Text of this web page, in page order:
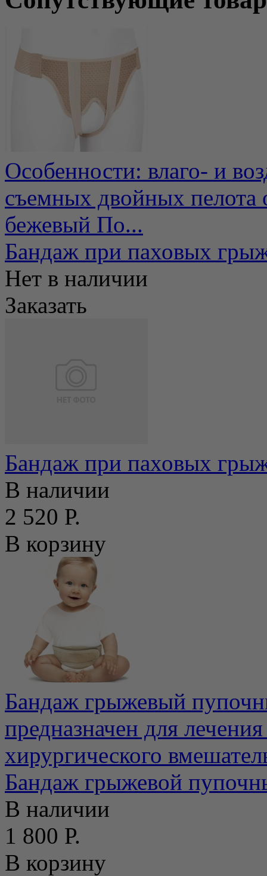
Особенности: влаго- и
съемных двойных пелота
бежевый По...
Бандаж при паховых
Нет в наличии
Заказать
Бандаж при паховых
В наличии
2 520 Р.
В корзину
Бандаж грыжевый
предназначен для
хирургического
Бандаж грыжевой
В наличии
1 800 Р.
В корзину